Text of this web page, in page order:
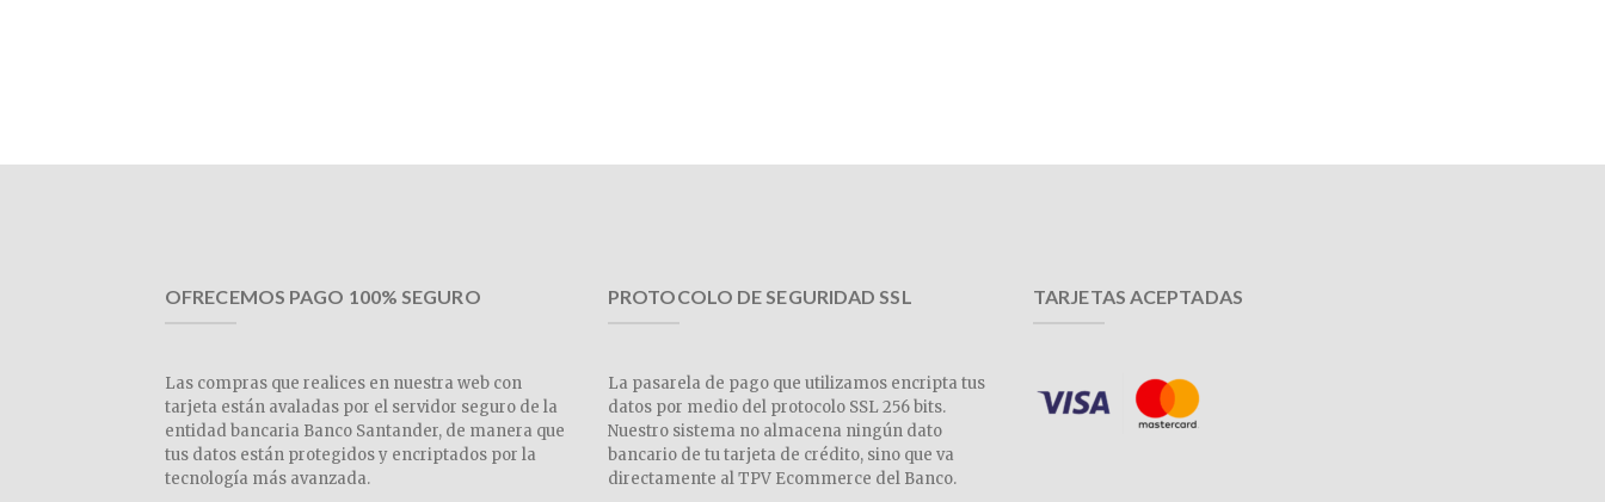
OFRECEMOS PAGO 100% SEGURO
Las compras que realices en nuestra web con
tarjeta están avaladas por el servidor seguro de la
entidad bancaria Banco Santander, de manera que
tus datos están protegidos y encriptados por la
tecnología más avanzada.
PROTOCOLO DE SEGURIDAD SSL
La pasarela de pago que utilizamos encripta tus
datos por medio del protocolo SSL 256 bits.
Nuestro sistema no almacena ningún dato
bancario de tu tarjeta de crédito, sino que va
directamente al TPV Ecommerce del Banco.
TARJETAS ACEPTADAS